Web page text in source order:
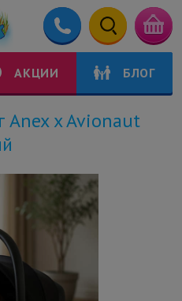
АКЦИИ БЛОГ
Anex x Avionaut